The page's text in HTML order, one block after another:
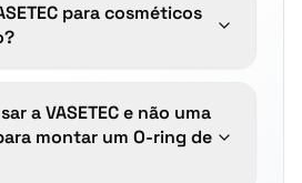
para cosméticos
a VASETEC e não uma
montar um O-ring de